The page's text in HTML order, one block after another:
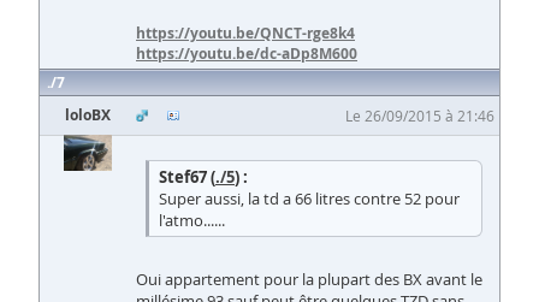
https://youtu.be/QNCT-rge8k4
https://youtu.be/dc-aDp8M600
7
loloBX
Le 26/09/2015 à 21:46
Stef67 (./5) :
Super aussi, la td a 66 litres contre 52 pour
l'atmo......
Oui appartement pour la plupart des BX avant le